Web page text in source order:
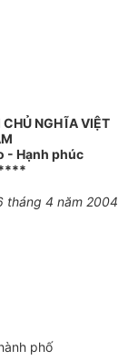
CHỦ NGHĨA VIỆT
- Hạnh phúc
tháng 4 năm 2004
phố